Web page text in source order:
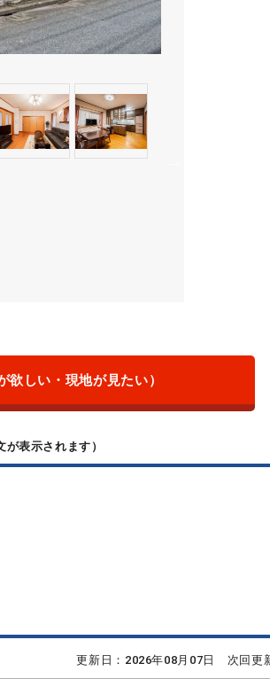
欲しい・現地が見たい）
表示されます）
更新日：2026年08月07日 次回更